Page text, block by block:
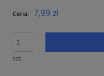
Cena: 7,99 zł
szt.